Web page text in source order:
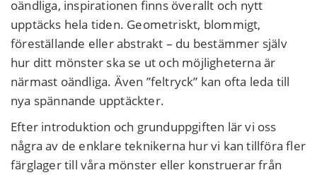
oändliga, inspirationen finns överallt och nytt
upptäcks hela tiden. Geometriskt, blommigt,
föreställande eller abstrakt – du bestämmer själv
hur ditt mönster ska se ut och möjligheterna är
närmast oändliga. Även ”feltryck” kan ofta leda till
nya spännande upptäckter.
Efter introduktion och grunduppgiften lär vi oss
några av de enklare teknikerna hur vi kan tillföra fler
färglager till våra mönster eller konstruerar från